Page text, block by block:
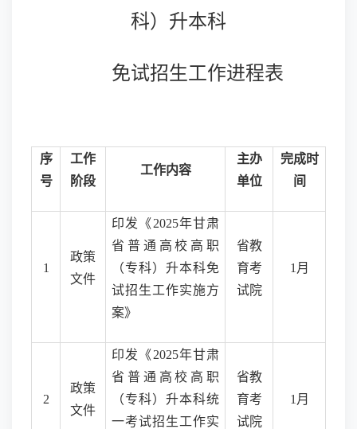
科）升本科
免试招生工作进程表
序
号
工作
阶段
工作内容
主办
单位
完成时
间
1
政策
文件
印发《 2025年甘肃
省普通高校高职
（专科）升本科免
试招生工作实施方
案》
省教
育考
试院
1月
2
政策
文件
印发《 2025年甘肃
省普通高校高职
（专科）升本科统
一考试招生工作实
省教
育考
试院
1月